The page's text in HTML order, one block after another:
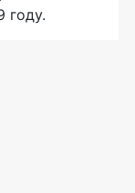
году.